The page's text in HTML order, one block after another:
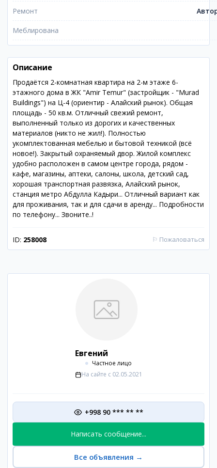
Ремонт
Меблирована
Описание
Продаётся 2-комнатная квартира на 2-м этаже 6-
этажного дома в ЖК "Amir Temur" (застройщик - "Murad
Buildings") на Ц-4 (ориентир - Алайский рынок). Общая
площадь - 50 кв.м. Отличный свежий ремонт,
выполненный только из дорогих и качественных
материалов (никто не жил!). Полностью
укомплектованная мебелью и бытовой техникой (всё
новое!). Закрытый охраняемый двор. Жилой комплекс
удобно расположен в самом центре города, рядом -
кафе, магазины, аптеки, салоны, школа, детский сад,
хорошая транспортная развязка, Алайский рынок,
станция метро Абдулла Кадыри... Отличный вариант как
для проживания, так и для сдачи в аренду... Подробности
по телефону... Звоните..!
ID: 258008 ⚐ Пожаловаться
Евгений
Частное лицо
На сайте с 02.05.2021
+998 90 *** ** **
Написать сообщение...
Все объявления →